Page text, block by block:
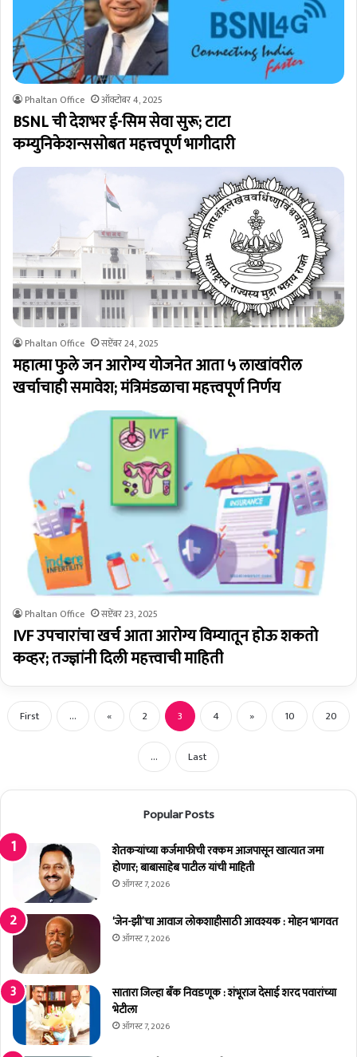
Phaltan Office ऑक्टोबर 4, 2025
BSNL ची देशभर ई-सिम सेवा सुरू; टाटा
कम्युनिकेशन्ससोबत महत्त्वपूर्ण भागीदारी
Phaltan Office सप्टेंबर 24, 2025
महात्मा फुले जन आरोग्य योजनेत आता ५ लाखांवरील
खर्चाचाही समावेश; मंत्रिमंडळाचा महत्त्वपूर्ण निर्णय
Phaltan Office सप्टेंबर 23, 2025
IVF उपचारांचा खर्च आता आरोग्य विम्यातून होऊ शकतो
कव्हर; तज्ज्ञांनी दिली महत्त्वाची माहिती
First ... « 2 3 4 » 10 20
... Last
Popular Posts
शेतकर्‍यांच्या कर्जमाफीची रक्कम आजपासून खात्यात जमा
होणार; बाबासाहेब पाटील यांची माहिती
ऑगस्ट 7, 2026
‘जेन-झी’चा आवाज लोकशाहीसाठी आवश्यक : मोहन भागवत
ऑगस्ट 7, 2026
सातारा जिल्हा बँक निवडणूक : शंभूराज देसाई शरद पवारांच्या
भेटीला
ऑगस्ट 7, 2026